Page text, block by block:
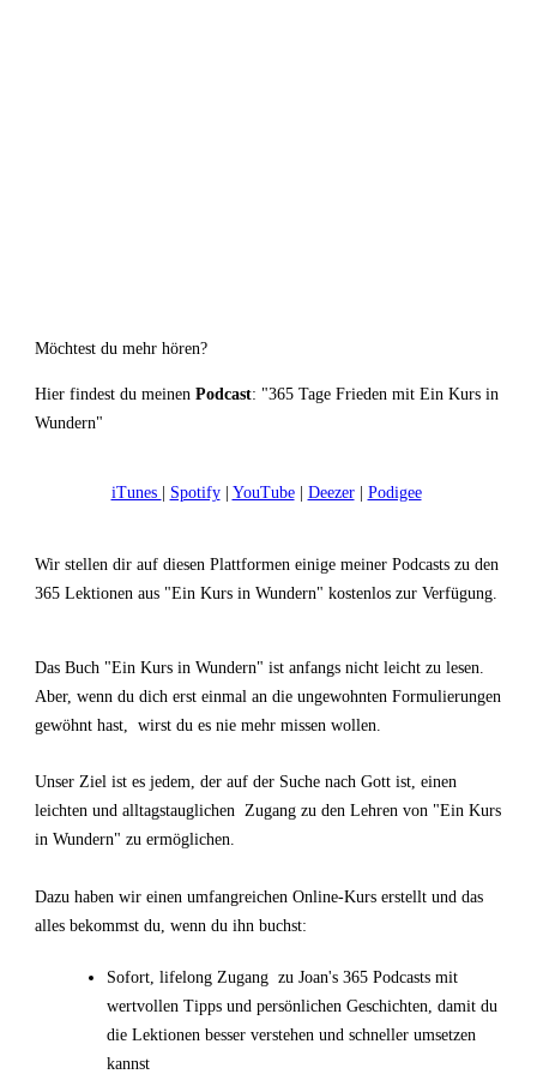
Möchtest du mehr hören?
Hier findest du meinen Podcast: "365 Tage Frieden mit Ein Kurs in
Wundern"
iTunes Spotify| YouTube| Deezer| Podigee
Wir stellen dir auf diesen Plattformen einige meiner Podcasts zu den
365 Lektionen aus "Ein Kurs in Wundern" kostenlos zur Verfügung.
Das Buch "Ein Kurs in Wundern" ist anfangs nicht leicht zu lesen.
Aber, wenn du dich erst einmal an die ungewohnten Formulierungen
gewöhnt hast, wirst du es nie mehr missen wollen.
Unser Ziel ist es jedem, der auf der Suche nach Gott ist, einen
leichten und alltagstauglichen Zugang zu den Lehren von "Ein Kurs
in Wundern" zu ermöglichen.
Dazu haben wir einen umfangreichen Online-Kurs erstellt und das
alles bekommst du, wenn du ihn buchst:
Sofort, lifelong Zugang zu Joan's 365 Podcasts mit
wertvollen Tipps und persönlichen Geschichten, damit du
die Lektionen besser verstehen und schneller umsetzen
kannst